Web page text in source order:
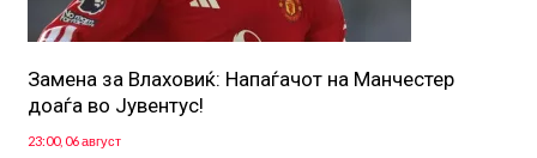
Замена за Влаховиќ: Напаѓачот на Манчестер
доаѓа во Јувентус!
23:00, 06 август